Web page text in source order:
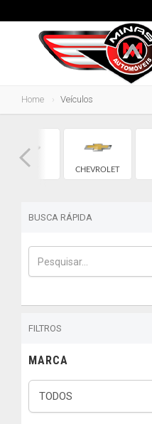
Home Veículos
CHERY CHEVROLET
BUSCA RÁPIDA
FILTROS
MARCA